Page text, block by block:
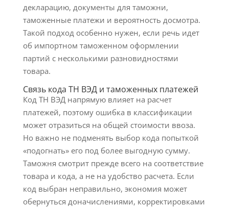
декларацию, документы для таможни,
таможенные платежи и вероятность досмотра.
Такой подход особенно нужен, если речь идет
об импортном таможенном оформлении
партий с несколькими разновидностями
товара.
Связь кода ТН ВЭД и таможенных платежей
Код ТН ВЭД напрямую влияет на расчет
платежей, поэтому ошибка в классификации
может отразиться на общей стоимости ввоза.
Но важно не подменять выбор кода попыткой
«подогнать» его под более выгодную сумму.
Таможня смотрит прежде всего на соответствие
товара и кода, а не на удобство расчета. Если
код выбран неправильно, экономия может
обернуться доначислениями, корректировками